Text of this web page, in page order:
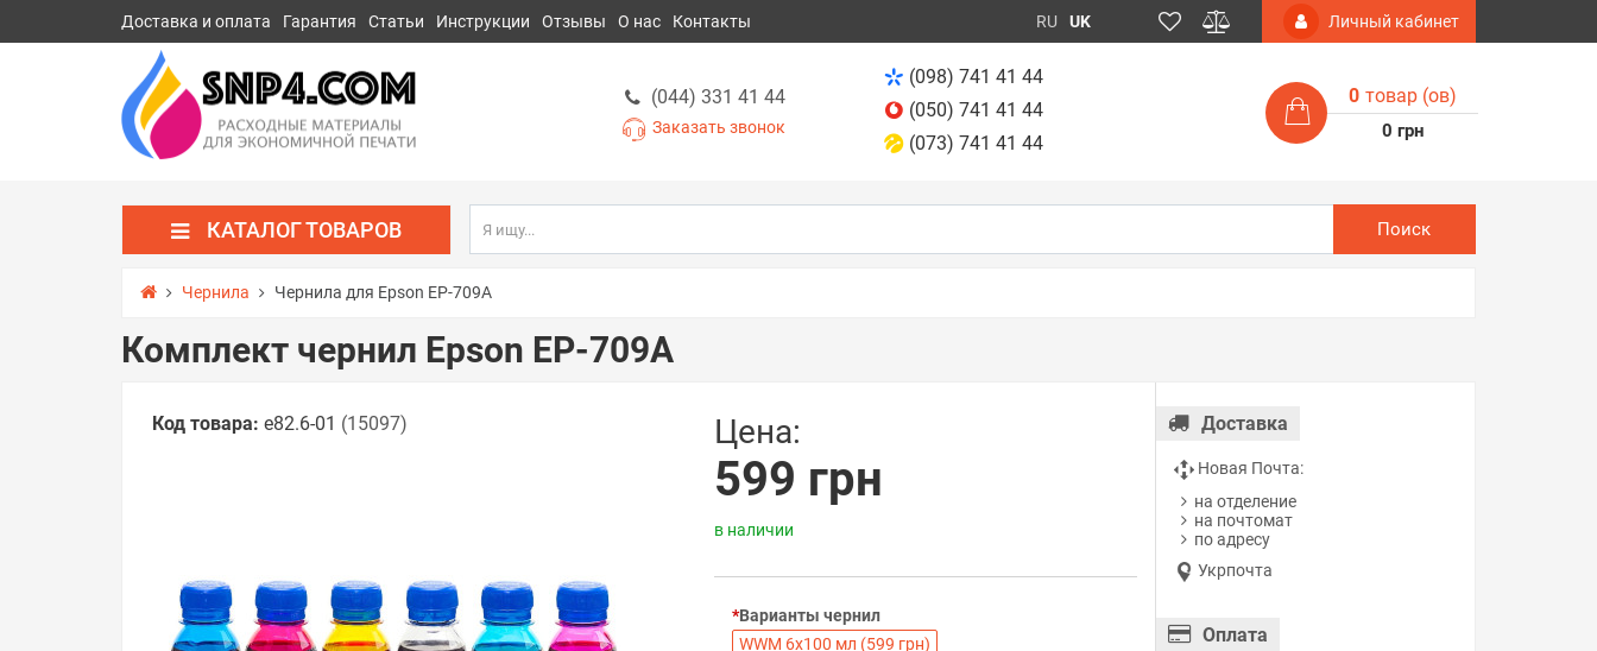
Доставка и оплата Гарантия Статьи Инструкции Отзывы О нас Контакты RU UK Личный кабинет
(044) 331 41 44
Заказать звонок
(098) 741 41 44
(050) 741 41 44
(073) 741 41 44
0 товар (ов)
0 грн
КАТАЛОГ ТОВАРОВ Поиск
Чернила Чернила для Epson EP-709A
Комплект чернил Epson EP-709A
Код товара: e82.6-01 (15097) Цена:
599 грн
в наличии
Варианты чернил
WWM 6х100 мл (599 грн)
Доставка
Новая Почта:
на отделение
на почтомат
по адресу
Укрпочта
Оплата